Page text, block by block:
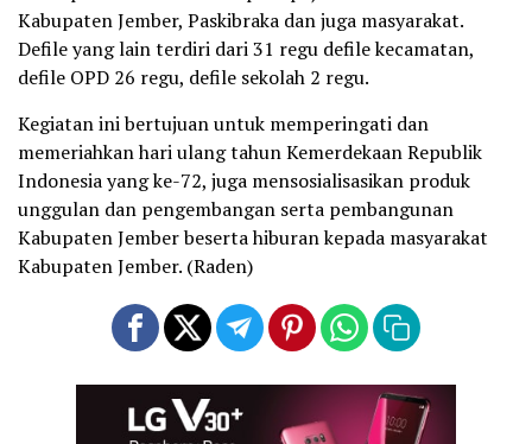
Kabupaten Jember, Paskibraka dan juga masyarakat.
Defile yang lain terdiri dari 31 regu defile kecamatan,
defile OPD 26 regu, defile sekolah 2 regu.
Kegiatan ini bertujuan untuk memperingati dan
memeriahkan hari ulang tahun Kemerdekaan Republik
Indonesia yang ke-72, juga mensosialisasikan produk
unggulan dan pengembangan serta pembangunan
Kabupaten Jember beserta hiburan kepada masyarakat
Kabupaten Jember. (Raden)